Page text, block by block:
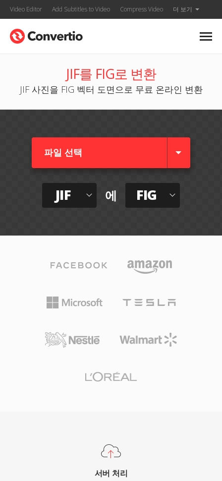
Video Editor Add Subtitles to Video Compress Video 더 보기
JIF를 FIG로 변환
JIF 사진을 FIG 벡터 도면으로 무료 온라인 변환
파일 선택
JIF 에 FIG
서버 처리